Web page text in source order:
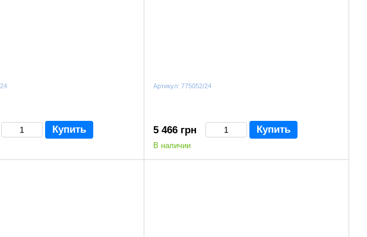
Купить
Артикул: 775052/24
5 466 грн Купить
В наличии